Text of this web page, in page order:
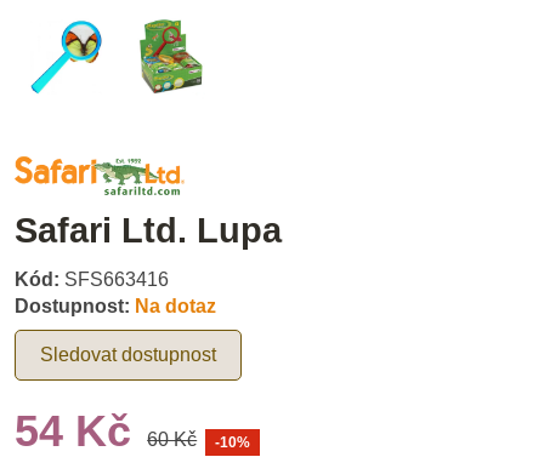
Safari Ltd. Lupa
Kód: SFS663416
Dostupnost: Na dotaz
Sledovat dostupnost
54 Kč 60 Kč -10%